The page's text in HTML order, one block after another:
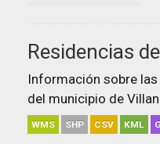
Residencias
Información sobre
del municipio de
WMS SHP CSV KML